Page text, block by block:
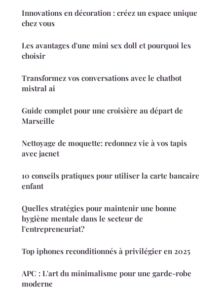
Innovations en décoration : créez un espace unique
chez vous
Les avantages d'une mini sex doll et pourquoi les
choisir
Transformez vos conversations avec le chatbot
mistral ai
Guide complet pour une croisière au départ de
Marseille
Nettoyage de moquette: redonnez vie à vos tapis
avec jacnet
10 conseils pratiques pour utiliser la carte bancaire
enfant
Quelles stratégies pour maintenir une bonne
hygiène mentale dans le secteur de
l'entrepreneuriat?
Top iphones reconditionnés à privilégier en 2025
APC : L'art du minimalisme pour une garde-robe
moderne